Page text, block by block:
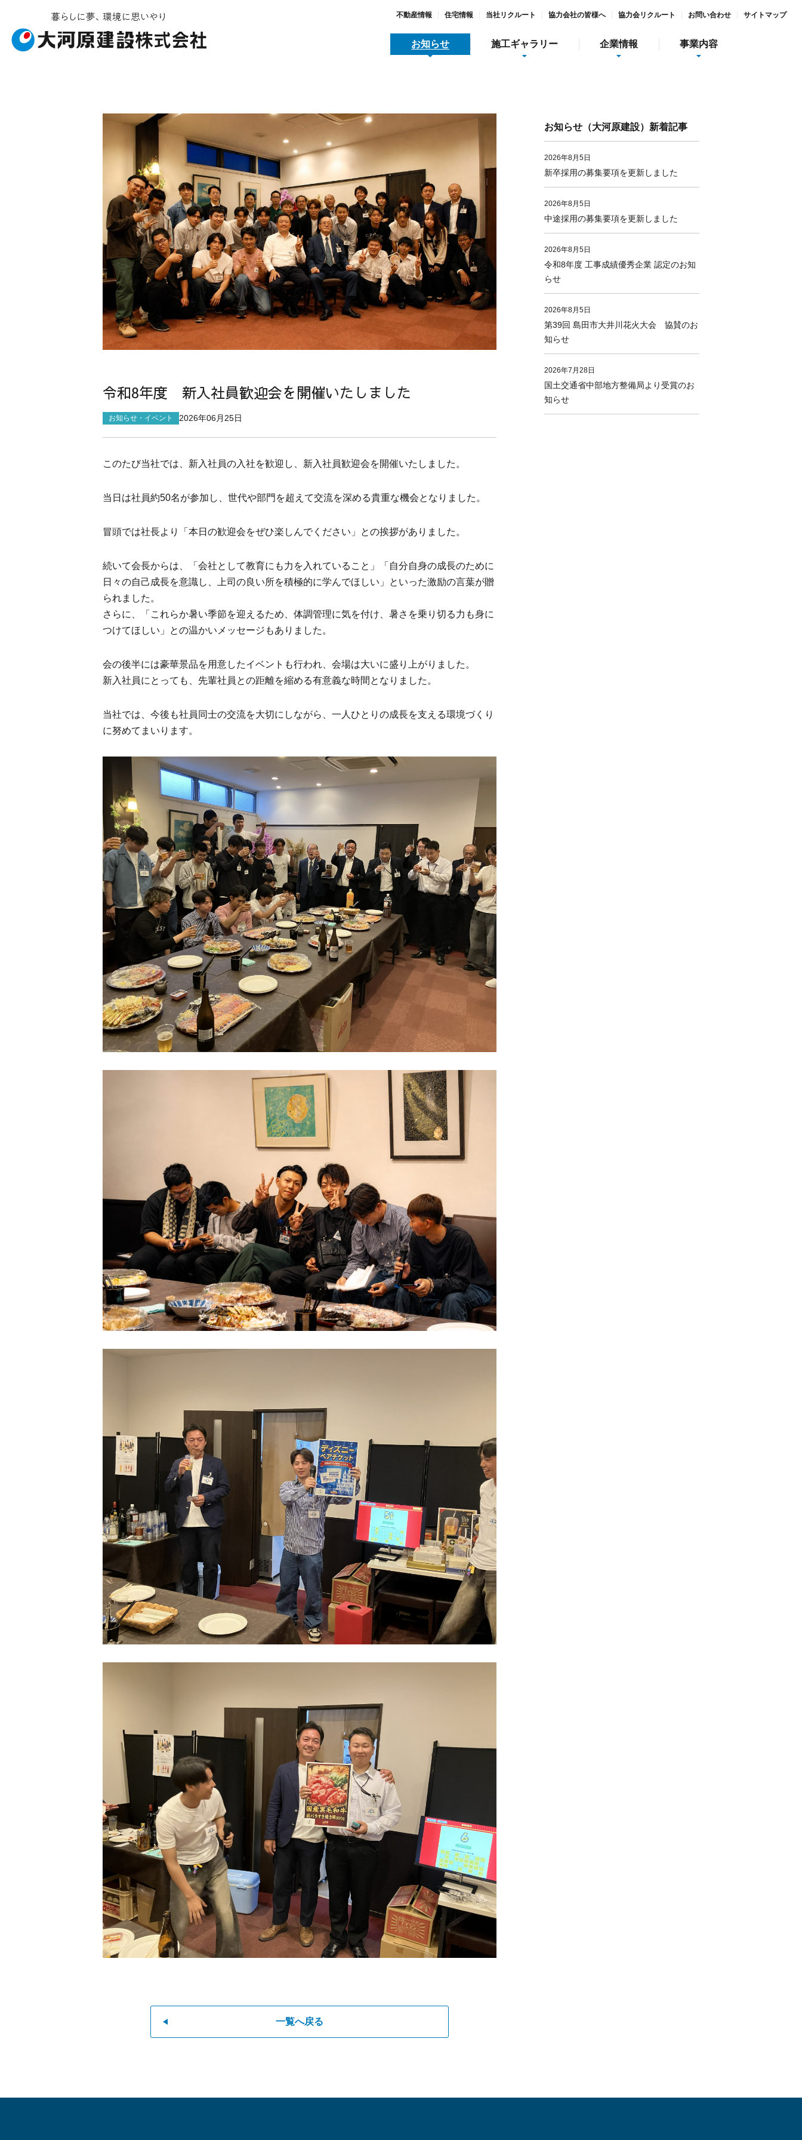
不動産情報 住宅情報 当社リクルート 協力会社の皆様へ 協力会リクルート お問い合わせ サイトマップ
お知らせ
受賞履歴 社会貢献 地域スポーツ貢献 メディア関連情報
施工ギャラリー
建築工事 土木工事 すまいとくらし
企業情報
会社概要 安全/品質/環境への取り組み SDGs宣言と取り組み 社会貢献活動
事業内容
ソライエ 不動産情報 大河原リース
ガーデン庭夢
令和8年度 新入社員歓迎会を開催いたしました
お知らせ・イベント 2026年06月25日
このたび当社では、新入社員の入社を歓迎し、新入社員歓迎会を開催いたしました。
当日は社員約50名が参加し、世代や部門を超えて交流を深める貴重な機会となりました。
冒頭では社長より「本日の歓迎会をぜひ楽しんでください」との挨拶がありました。
続いて会長からは、「会社として教育にも力を入れていること」「自分自身の成長のために
日々の自己成長を意識し、上司の良い所を積極的に学んでほしい」といった激励の言葉が贈
られました。
さらに、「これらか暑い季節を迎えるため、体調管理に気を付け、暑さを乗り切る力も身に
つけてほしい」との温かいメッセージもありました。
会の後半には豪華景品を用意したイベントも行われ、会場は大いに盛り上がりました。
新入社員にとっても、先輩社員との距離を縮める有意義な時間となりました。
当社では、今後も社員同士の交流を大切にしながら、一人ひとりの成長を支える環境づくり
に努めてまいります。
一覧へ戻る
お知らせ（大河原建設）新着記事
2026年8月5日
新卒採用の募集要項を更新しました
2026年8月5日
中途採用の募集要項を更新しました
2026年8月5日
令和8年度 工事成績優秀企業 認定のお知
らせ
2026年8月5日
第39回 島田市大井川花火大会 協賛のお
知らせ
2026年7月28日
国土交通省中部地方整備局より受賞のお
知らせ